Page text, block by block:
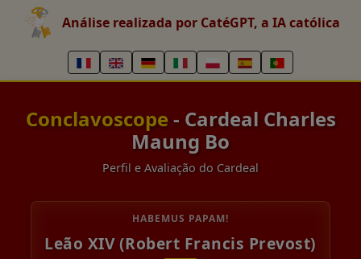
Análise realizada por CatéGPT, a IA católica
Conclavoscope - Cardeal Charles
Maung Bo
Perfil e Avaliação do Cardeal
HABEMUS PAPAM!
Leão XIV (Robert Francis Prevost)